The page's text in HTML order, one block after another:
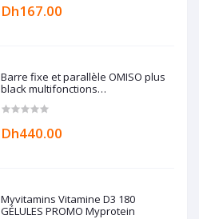
Dh167.00
Barre fixe et parallèle OMISO plus
black multifonctions
Dh440.00
Myvitamins Vitamine D3 180
GÉLULES PROMO Myprotein